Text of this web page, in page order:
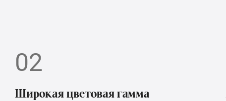
02
Широкая цветовая гамма